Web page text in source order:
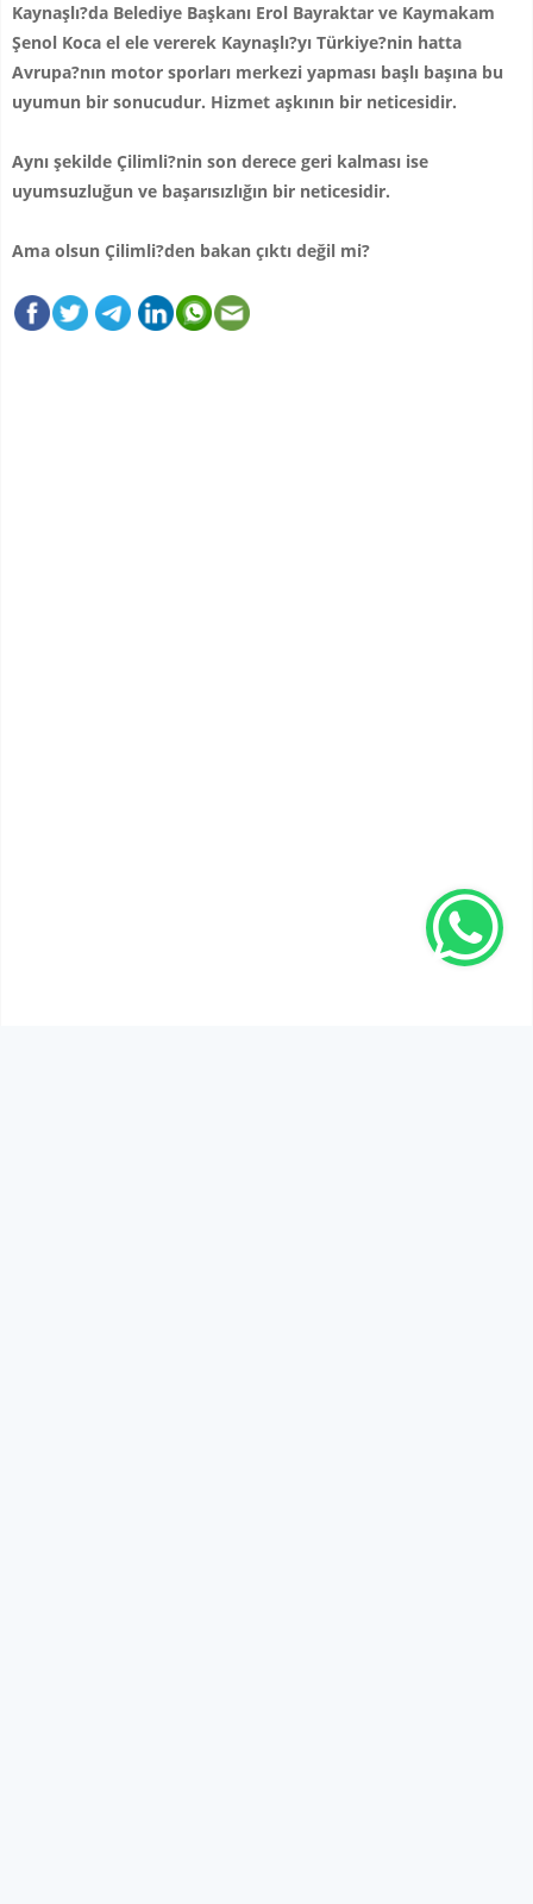
Kaynaşlı?da Belediye Başkanı Erol Bayraktar ve Kaymakam
Şenol Koca el ele vererek Kaynaşlı?yı Türkiye?nin hatta
Avrupa?nın motor sporları merkezi yapması başlı başına bu
uyumun bir sonucudur. Hizmet aşkının bir neticesidir.
Aynı şekilde Çilimli?nin son derece geri kalması ise
uyumsuzluğun ve başarısızlığın bir neticesidir.
Ama olsun Çilimli?den bakan çıktı değil mi?